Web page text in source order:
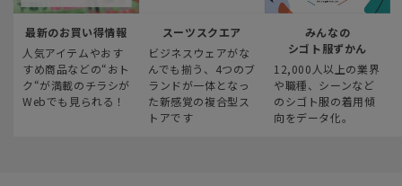
最新のお買い得情報
人気アイテムやおす
すめ商品などの“おト
ク“が満載のチラシが
Webでも見られる！
スーツスクエア
ビジネスウェアがな
んでも揃う、4つのブ
ランドが一体となっ
た新感覚の複合型ス
トアです
みんなの
シゴト服ずかん
12,000人以上の業界
や職種、シーンなど
のシゴト服の着用傾
向をデータ化。